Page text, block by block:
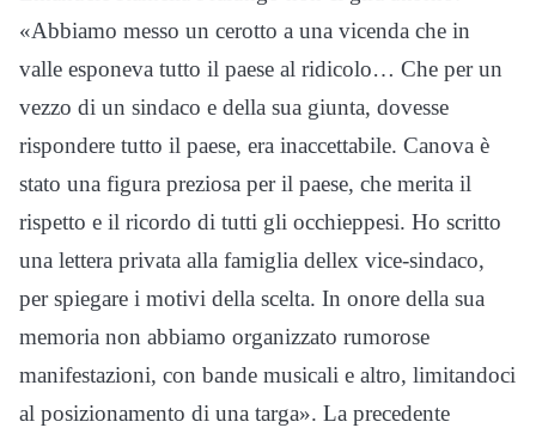
«Abbiamo messo un cerotto a una vicenda che in
valle esponeva tutto il paese al ridicolo… Che per un
vezzo di un sindaco e della sua giunta, dovesse
rispondere tutto il paese, era inaccettabile. Canova è
stato una figura preziosa per il paese, che merita il
rispetto e il ricordo di tutti gli occhieppesi. Ho scritto
una lettera privata alla famiglia dellex vice-sindaco,
per spiegare i motivi della scelta. In onore della sua
memoria non abbiamo organizzato rumorose
manifestazioni, con bande musicali e altro, limitandoci
al posizionamento di una targa». La precedente